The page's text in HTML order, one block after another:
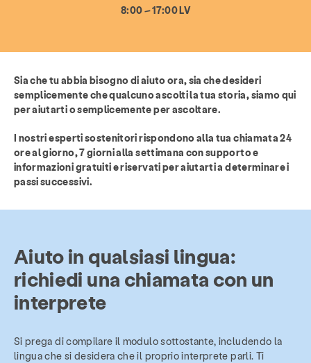
8:00 – 17:00 LV
Sia che tu abbia bisogno di aiuto ora, sia che desideri
semplicemente che qualcuno ascolti la tua storia, siamo qui
per aiutarti o semplicemente per ascoltare.
I nostri esperti sostenitori rispondono alla tua chiamata 24
ore al giorno, 7 giorni alla settimana con supporto e
informazioni gratuiti e riservati per aiutarti a determinare i
passi successivi.
Aiuto in qualsiasi lingua:
richiedi una chiamata con un
interprete
Si prega di compilare il modulo sottostante, includendo la
lingua che si desidera che il proprio interprete parli. Ti